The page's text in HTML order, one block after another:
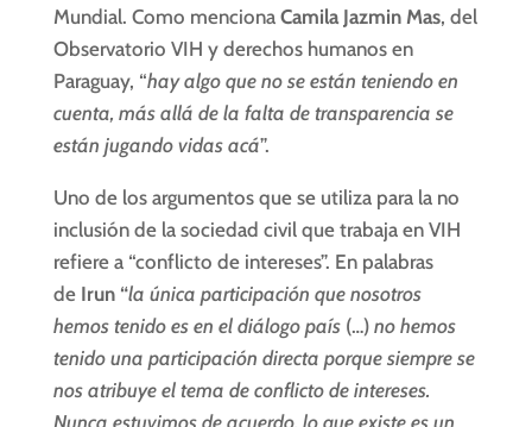
Mundial. Como menciona Camila Jazmin Mas, del
Observatorio VIH y derechos humanos en
Paraguay, “hay algo que no se están teniendo en
cuenta, más allá de la falta de transparencia se
están jugando vidas acá”.
Uno de los argumentos que se utiliza para la no
inclusión de la sociedad civil que trabaja en VIH
refiere a “conflicto de intereses”. En palabras
deIrun “la única participación que nosotros
hemos tenido es en el diálogo país (…) no hemos
tenido una participación directa porque siempre se
nos atribuye el tema de conflicto de intereses.
Nunca estuvimos de acuerdo, lo que existe es un